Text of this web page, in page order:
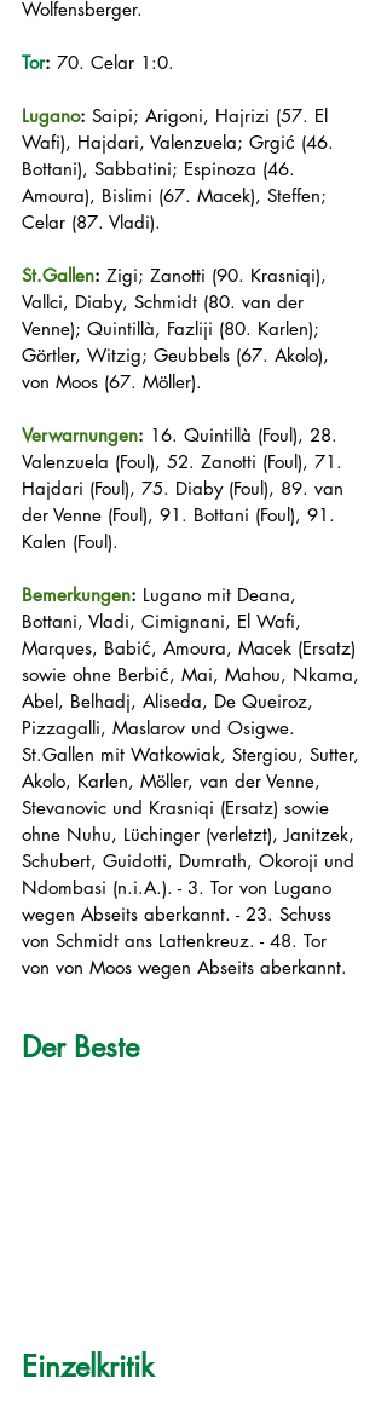
Wolfensberger.
Tor: 70. Celar 1:0.
Lugano: Saipi; Arigoni, Hajrizi (57. El
Wafi), Hajdari, Valenzuela; Grgić (46.
Bottani), Sabbatini; Espinoza (46.
Amoura), Bislimi (67. Macek), Steffen;
Celar (87. Vladi).
St.Gallen: Zigi; Zanotti (90. Krasniqi),
Vallci, Diaby, Schmidt (80. van der
Venne); Quintillà, Fazliji (80. Karlen);
Görtler, Witzig; Geubbels (67. Akolo),
von Moos (67. Möller).
Verwarnungen: 16. Quintillà (Foul), 28.
Valenzuela (Foul), 52. Zanotti (Foul), 71.
Hajdari (Foul), 75. Diaby (Foul), 89. van
der Venne (Foul), 91. Bottani (Foul), 91.
Kalen (Foul).
Bemerkungen: Lugano mit Deana,
Bottani, Vladi, Cimignani, El Wafi,
Marques, Babić, Amoura, Macek (Ersatz)
sowie ohne Berbić, Mai, Mahou, Nkama,
Abel, Belhadj, Aliseda, De Queiroz,
Pizzagalli, Maslarov und Osigwe.
St.Gallen mit Watkowiak, Stergiou, Sutter,
Akolo, Karlen, Möller, van der Venne,
Stevanovic und Krasniqi (Ersatz) sowie
ohne Nuhu, Lüchinger (verletzt), Janitzek,
Schubert, Guidotti, Dumrath, Okoroji und
Ndombasi (n.i.A.). - 3. Tor von Lugano
wegen Abseits aberkannt. - 23. Schuss
von Schmidt ans Lattenkreuz. - 48. Tor
von von Moos wegen Abseits aberkannt.
Der Beste
Einzelkritik